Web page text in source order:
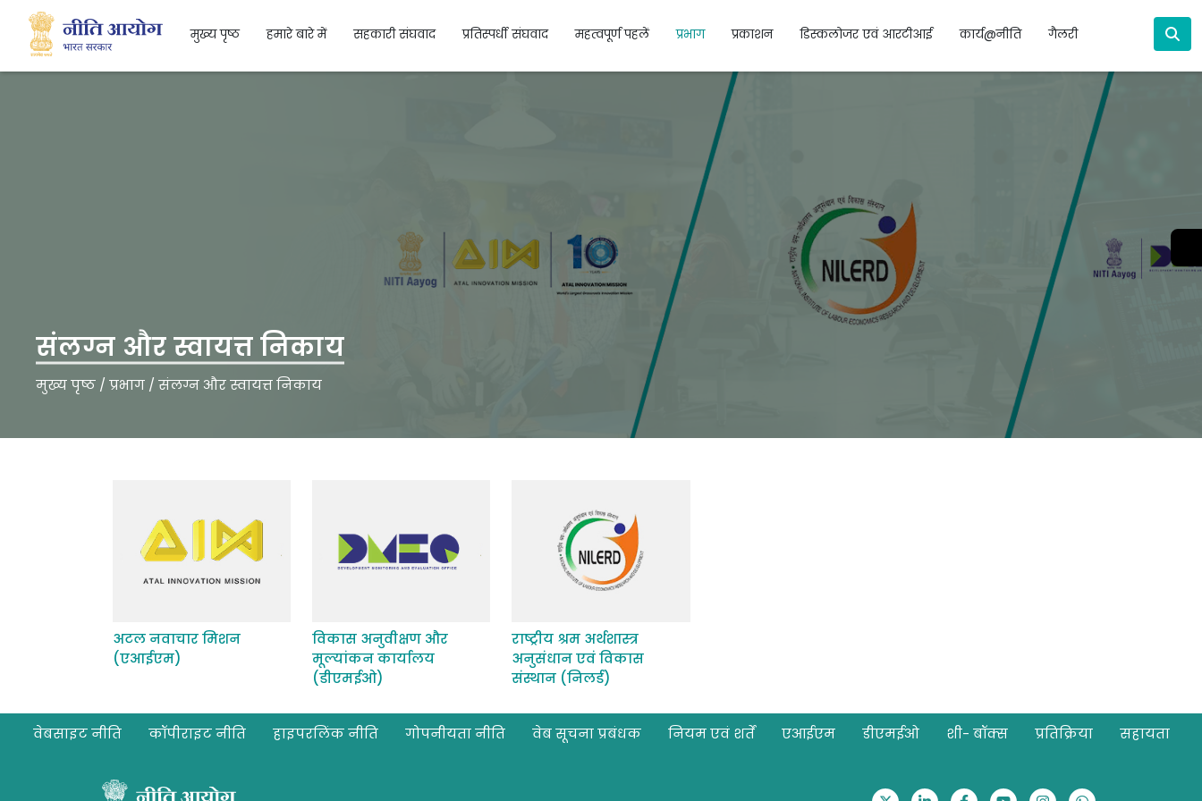
मुख्य पृष्ठ हमारे बारे में सहकारी संघवाद प्रतिस्पर्धी संघवाद महत्वपूर्ण पहलें प्रभाग प्रकाशन डिस्कलोजर एवं आरटीआई कार्य@नीति गैलरी
मुख्य पृष्ठ / प्रभाग / संलग्न और स्वायत्त निकाय
संलग्न और स्वायत्त निकाय
अटल नवाचार मिशन
(एआईएम)
विकास अनुवीक्षण और
मूल्यांकन कार्यालय
(डीएमईओ)
राष्ट्रीय श्रम अर्थशास्त्र
अनुसंधान एवं विकास
संस्थान (निलर्ड)
Footer
वेबसाइट नीति कॉपीराइट नीति हाइपरलिंक नीति गोपनीयता नीति वेब सूचना प्रबंधक नियम एवं शर्तें एआईएम डीएमईओ शी- बॉक्स प्रतिक्रिया सहायता